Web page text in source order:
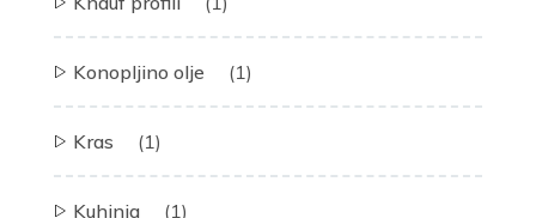
Konopljino olje (1)
Kras (1)
Kuhinja (1)